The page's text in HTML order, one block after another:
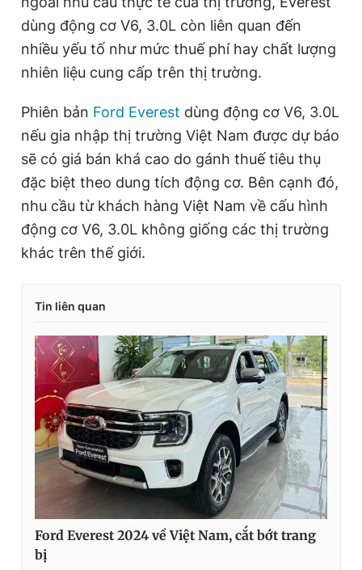
dùng động cơ V6, 3.0L còn liên quan đến
nhiều yếu tố như mức thuế phí hay chất lượng
nhiên liệu cung cấp trên thị trường.
Phiên bản Ford Everest dùng động cơ V6, 3.0L
nếu gia nhập thị trường Việt Nam được dự báo
sẽ có giá bán khá cao do gánh thuế tiêu thụ
đặc biệt theo dung tích động cơ. Bên cạnh đó,
nhu cầu từ khách hàng Việt Nam về cấu hình
động cơ V6, 3.0L không giống các thị trường
khác trên thế giới.
Tin liên quan
Ford Everest 2024 về Việt Nam, cắt bớt trang
bị